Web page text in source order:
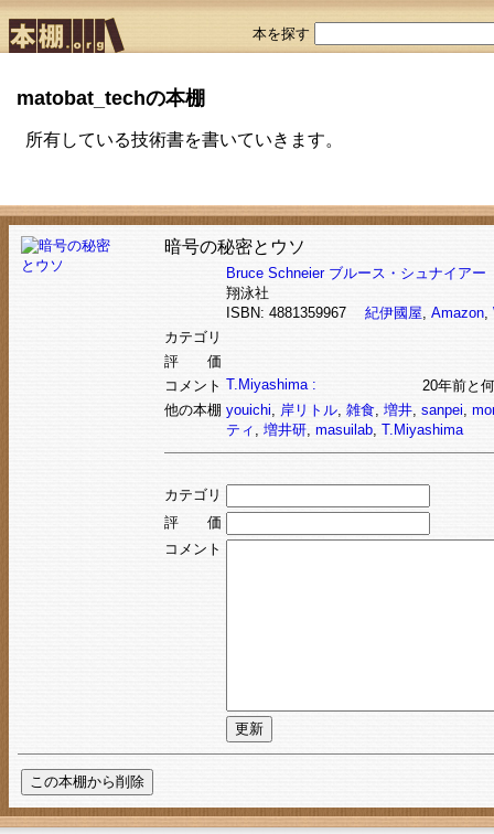
本を探す
matobat_techの本棚
所有している技術書を書いていきます。
暗号の秘密とウソ
Bruce Schneier ブルース・シュナイアー
翔泳社
ISBN: 4881359967 紀伊國屋, Amazon,
カテゴリ
評 価
コメント T.Miyashima :
20年前と
他の本棚 youichi, 岸リトル, 雑食, 増井, sanpei,
ティ , 増井研, masuilab, T.Miyashima
カテゴリ
評 価
コメント